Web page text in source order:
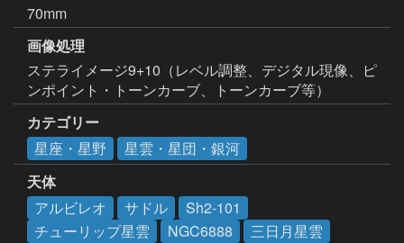
70mm
画像処理
ステライメージ9+10（レベル調整、デジタル現像、ピ
カテゴリー
星座・星野
星雲・星団・銀河
天体
アルビレオ
サドル
Sh2-101
チューリップ星雲
NGC6888
三日月星雲